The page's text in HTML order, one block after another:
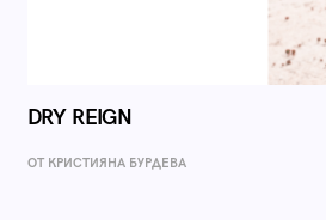
DRY REIGN
ОТ КРИСТИЯНА БУРДЕВА